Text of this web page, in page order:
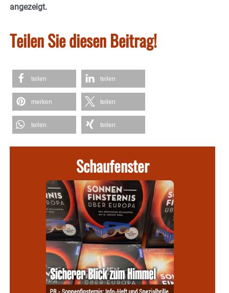
angezeigt.
Teilen Sie diesen Beitrag!
teilen teilen
merken teilen
teilen teilen
Schaufenster